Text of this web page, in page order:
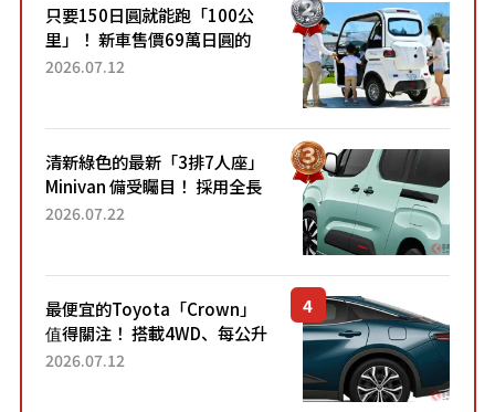
只要150日圓就能跑「100公
里」！ 新車售價69萬日圓的
「3人座」Trike大受歡迎！ 順
2026.07.12
清新綠色的最新「3排7人座」
Minivan 備受矚目！ 採用全長
4.7公尺剛剛好的車身尺寸與
2026.07.22
最便宜的Toyota「Crown」
值得關注！ 搭載4WD、每公升
22.4公里低油耗表現超亮眼！
2026.07.12